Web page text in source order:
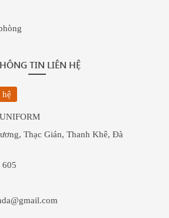
TIN LIÊN HỆ
Thạc Gián, Thanh Khê, Đà